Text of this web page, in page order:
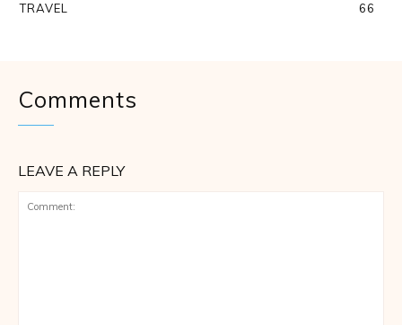
TRAVEL
66
Comments
LEAVE A REPLY